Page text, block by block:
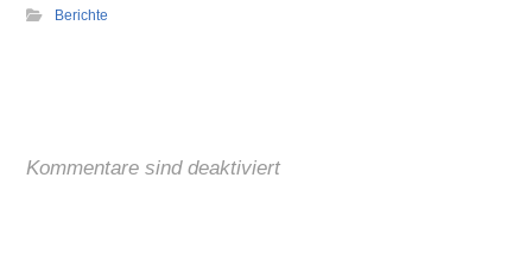
Berichte
Kommentare sind deaktiviert